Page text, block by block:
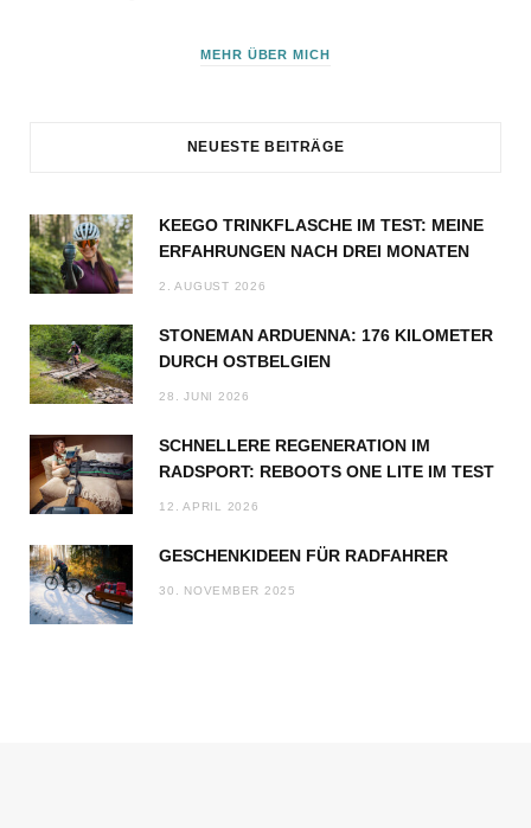
MEHR ÜBER MICH
NEUESTE BEITRÄGE
KEEGO TRINKFLASCHE IM TEST: MEINE
ERFAHRUNGEN NACH DREI MONATEN
2. AUGUST 2026
STONEMAN ARDUENNA: 176 KILOMETER
DURCH OSTBELGIEN
28. JUNI 2026
SCHNELLERE REGENERATION IM
RADSPORT: REBOOTS ONE LITE IM TEST
12. APRIL 2026
GESCHENKIDEEN FÜR RADFAHRER
30. NOVEMBER 2025